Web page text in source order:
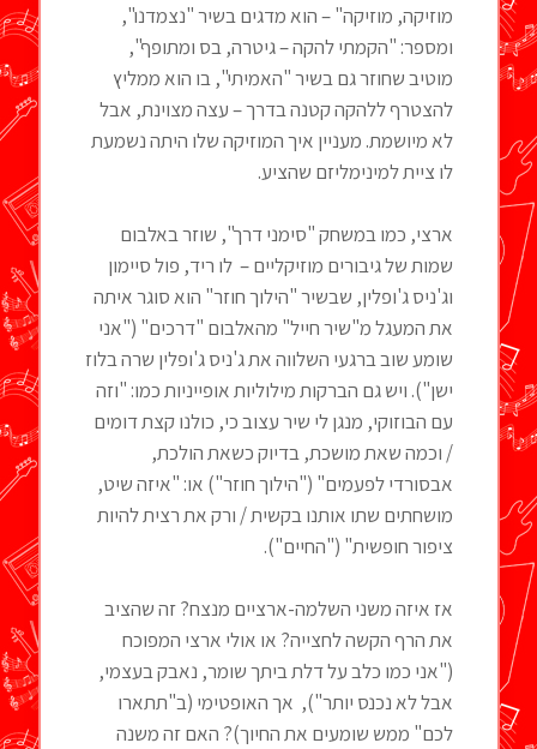
מוזיקה, מוזיקה" – הוא מדגים בשיר "נצמדנו",
ומספר: "הקמתי להקה – גיטרה, בס ומתופף",
מוטיב שחוזר גם בשיר "האמיתי", בו הוא ממליץ
להצטרף ללהקה קטנה בדרך – עצה מצוינת, אבל
לא מיושמת. מעניין איך המוזיקה שלו היתה נשמעת
לו ציית למינימליזם שהציע.
ארצי, כמו במשחק "סימני דרך", שוזר באלבום
שמות של גיבורים מוזיקליים – לו ריד, פול סיימון
וג'ניס ג'ופלין, שבשיר "הילוך חוזר" הוא סוגר איתה
את המעגל מ"שיר חייל" מהאלבום "דרכים" ("אני
שומע שוב ברגעי השלווה את ג'ניס ג'ופלין שרה בלוז
ישן"). ויש גם הברקות מילוליות אופייניות כמו: "וזה
עם הבוזוקי, מנגן לי שיר עצוב כי, כולנו קצת דומים
/ וכמה שאת מושכת, בדיוק כשאת הולכת,
אבסורדי לפעמים" ("הילוך חוזר") או: "איזה שיט,
מושחתים שתו אותנו בקשית / ורק את רצית להיות
ציפור חופשית" ("החיים").
אז איזה משני השלמה-ארציים מנצח? זה שהציב
את הרף הקשה לחצייה? או אולי ארצי המפוכח
("אני כמו כלב על דלת ביתך שומר, נאבק בעצמי,
אבל לא נכנס יותר"), אך האופטימי (ב"תתארו
לכם" ממש שומעים את החיוך)? האם זה משנה